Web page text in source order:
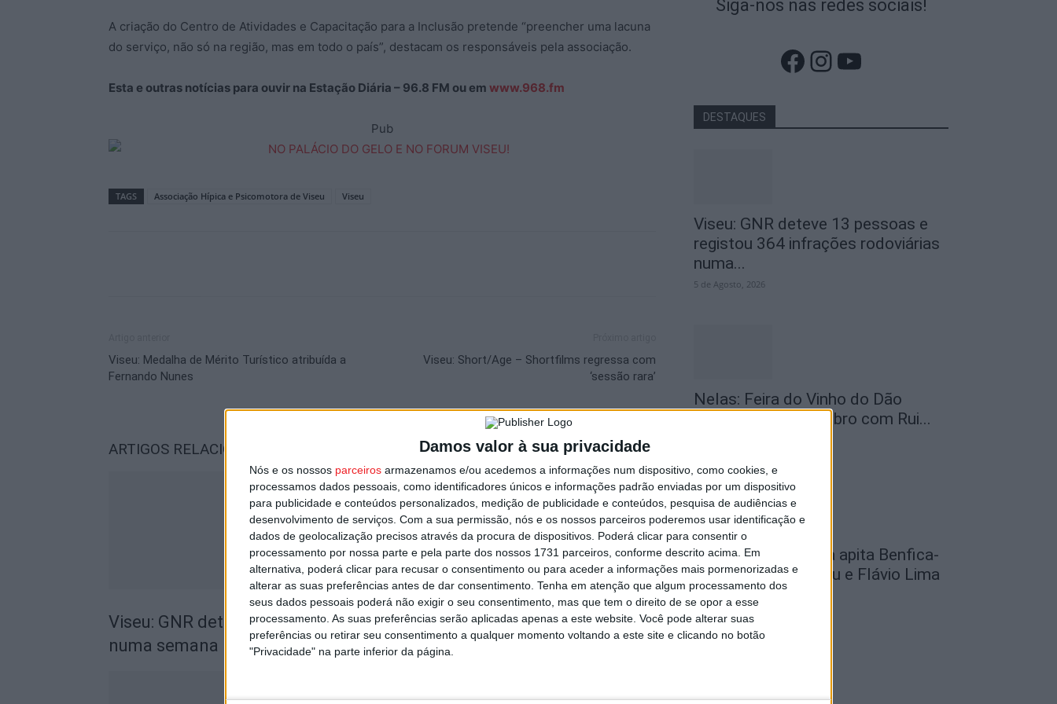
Damos valor à sua privacidade
Nós e os nossos parceiros armazenamos e/ou acedemos a informações num dispositivo, como cookies, e
processamos dados pessoais, como identificadores únicos e informações padrão enviadas por um dispositivo
para publicidade e conteúdos personalizados, medição de publicidade e conteúdos, pesquisa de audiências e
desenvolvimento de serviços. Com a sua permissão, nós e os nossos parceiros poderemos usar identificação e
dados de geolocalização precisos através da procura de dispositivos. Poderá clicar para consentir o
processamento por nossa parte e pela parte dos nossos 1731 parceiros, conforme descrito acima. Em
alternativa, poderá clicar para recusar o consentimento ou para aceder a informações mais pormenorizadas e
alterar as suas preferências antes de dar consentimento. Tenha em atenção que algum processamento dos
seus dados pessoais poderá não exigir o seu consentimento, mas que tem o direito de se opor a esse
processamento. As suas preferências serão aplicadas apenas a este website. Você pode alterar suas
preferências ou retirar seu consentimento a qualquer momento voltando a este site e clicando no botão
"Privacidade" na parte inferior da página.
A criação do Centro de Atividades e Capacitação para a Inclusão pretende “preencher uma lacuna
do serviço, não só na região, mas em todo o país”, destacam os responsáveis pela associação.
Esta e outras notícias para ouvir na Estação Diária – 96.8 FM ou em www.968.fm
Pub
TAGS Associação Hípica e Psicomotora de Viseu Viseu
Viseu: Medalha de Mérito Turístico atribuída a
Fernando Nunes
Viseu: Short/Age – Shortfilms regressa com
‘sessão rara’
ARTIGOS RELACIONADOS
Viseu: GNR deteve 13 pessoas e registou 364 infrações rodoviárias
numa semana
Siga-nos nas redes sociais!
Facebook
Instagram
YouTube
DESTAQUES
Viseu: GNR deteve 13 pessoas e
registou 364 infrações rodoviárias
numa...
5 de Agosto, 2026
Nelas: Feira do Vinho do Dão
regressa em setembro com Rui...
Futebol: David Silva apita Benfica-
Académico de Viseu e Flávio Lima
o...
5 de Agosto, 2026